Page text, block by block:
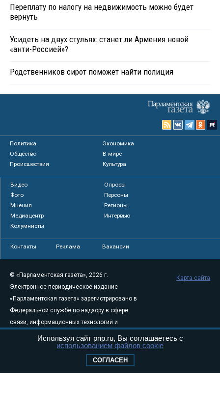
Переплату по налогу на недвижимость можно будет
вернуть
Усидеть на двух стульях: станет ли Армения новой
«анти-Россией»?
Родственников сирот поможет найти полиция
Политика
Экономика
Общество
В мире
Происшествия
Культура
Видео
Опросы
Фото
Персоны
Мнения
Регионы
Медиацентр
Интервью
Колумнисты
Контакты Реклама Вакансии
© «Парламентская газета», 2026 г.
Электронное периодическое издание
«Парламентская газета» зарегистрировано в
Федеральной службе по надзору в сфере
связи, информационных технологий и
массовых коммуникаций (Роскомнадзор) 05
августа 2011 года. 18+
Свидетельство о регистрации Эл № ФС77-
Карта сайта
Используя сайт pnp.ru, Вы соглашаетесь с
использованием файлов cookie
СОГЛАСЕН